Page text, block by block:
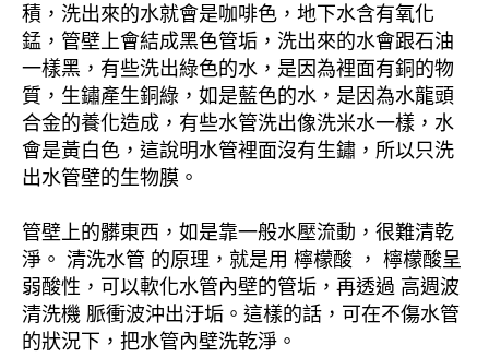
積，洗出來的水就會是咖啡色，地下水含有氧化
錳，管壁上會結成黑色管垢，洗出來的水會跟石油
一樣黑，有些洗出綠色的水，是因為裡面有銅的物
質，生鏽產生銅綠，如是藍色的水，是因為水龍頭
合金的養化造成，有些水管洗出像洗米水一樣，水
會是黃白色，這說明水管裡面沒有生鏽，所以只洗
出水管壁的生物膜。
管壁上的髒東西，如是靠一般水壓流動，很難清乾
淨。 清洗水管 的原理，就是用 檸檬酸 ， 檸檬酸呈
弱酸性，可以軟化水管內壁的管垢，再透過 高週波
清洗機 脈衝波沖出汙垢。這樣的話，可在不傷水管
的狀況下，把水管內壁洗乾淨。